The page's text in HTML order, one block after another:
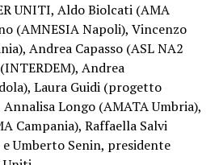
UNITI, Aldo Biolcati (AMA
(AMNESIA Napoli), Vincenzo
Andrea Capasso (ASL NA2
Andrea
Laura Guidi (progetto
Annalisa Longo (AMATA Umbria),
Campania), Raffaella Salvi
Umberto Senin, presidente